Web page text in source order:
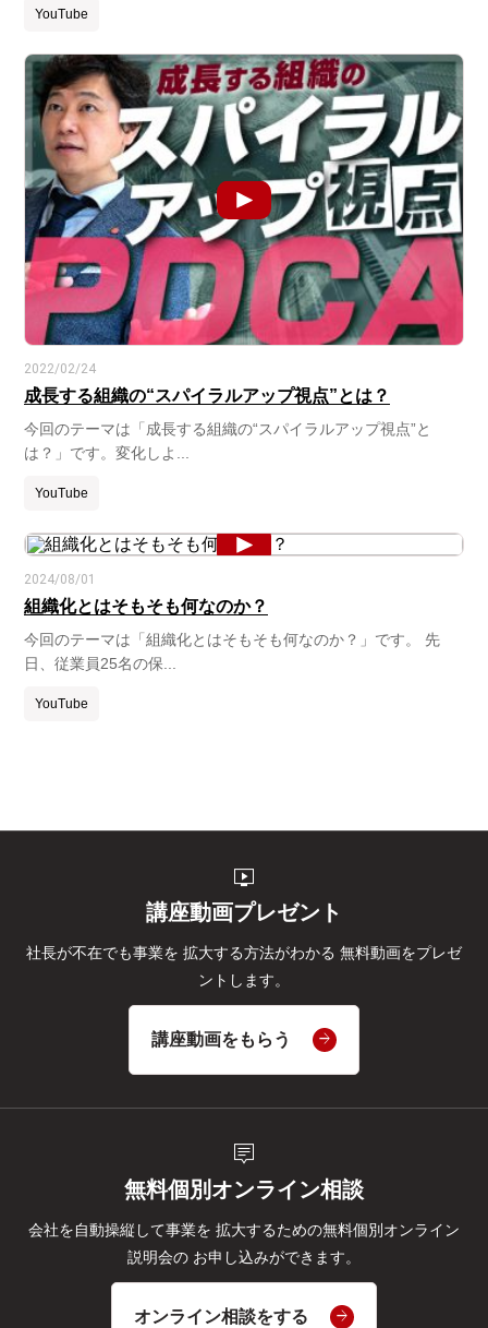
YouTube
2022/02/24
成長する組織の“スパイラルアップ視点”とは？
今回のテーマは「成長する組織の“スパイラルアップ視点”と
は？」です。変化しよ...
YouTube
2024/08/01
組織化とはそもそも何なのか？
今回のテーマは「組織化とはそもそも何なのか？」です。 先
日、従業員25名の保...
YouTube
live_tv
講座動画プレゼント
社長が不在でも事業を 拡大する方法がわかる 無料動画をプレゼ
ントします。
講座動画をもらう
tooltip_2
無料個別オンライン相談
会社を自動操縦して事業を 拡大するための無料個別オンライン
説明会の お申し込みができます。
オンライン相談をする